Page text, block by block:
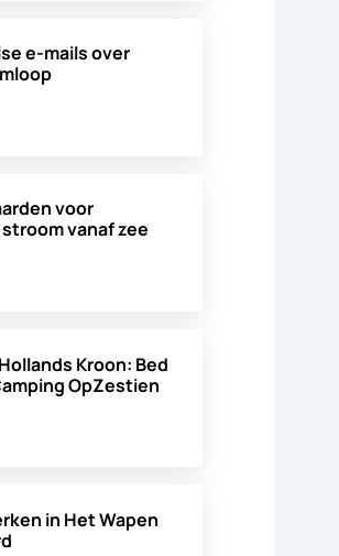
e-mails over
voor
vanaf zee
Kroon: Bed
OpZestien
in Het Wapen